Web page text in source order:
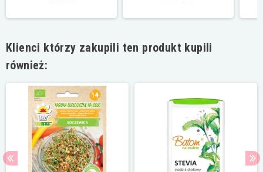
Klienci którzy zakupili ten produkt kupili
również: